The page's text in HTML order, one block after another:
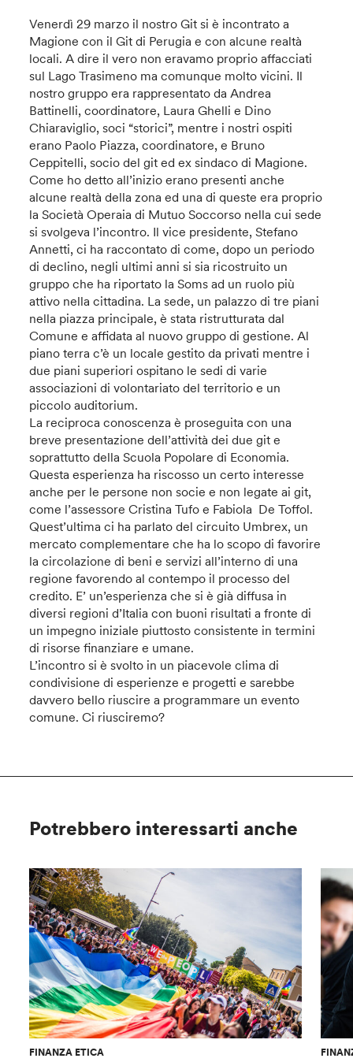
Venerdì 29 marzo il nostro Git si è incontrato a
Magione con il Git di Perugia e con alcune realtà
locali. A dire il vero non eravamo proprio affacciati
sul Lago Trasimeno ma comunque molto vicini. Il
nostro gruppo era rappresentato da Andrea
Battinelli, coordinatore, Laura Ghelli e Dino
Chiaraviglio, soci “storici”, mentre i nostri ospiti
erano Paolo Piazza, coordinatore, e Bruno
Ceppitelli, socio del git ed ex sindaco di Magione.
Come ho detto all’inizio erano presenti anche
alcune realtà della zona ed una di queste era proprio
la Società Operaia di Mutuo Soccorso nella cui sede
si svolgeva l’incontro. Il vice presidente, Stefano
Annetti, ci ha raccontato di come, dopo un periodo
di declino, negli ultimi anni si sia ricostruito un
gruppo che ha riportato la Soms ad un ruolo più
attivo nella cittadina. La sede, un palazzo di tre piani
nella piazza principale, è stata ristrutturata dal
Comune e affidata al nuovo gruppo di gestione. Al
piano terra c’è un locale gestito da privati mentre i
due piani superiori ospitano le sedi di varie
associazioni di volontariato del territorio e un
piccolo auditorium.
La reciproca conoscenza è proseguita con una
breve presentazione dell’attività dei due git e
soprattutto della Scuola Popolare di Economia.
Questa esperienza ha riscosso un certo interesse
anche per le persone non socie e non legate ai git,
come l’assessore Cristina Tufo e Fabiola De Toffol.
Quest’ultima ci ha parlato del circuito Umbrex, un
mercato complementare che ha lo scopo di favorire
la circolazione di beni e servizi all’interno di una
regione favorendo al contempo il processo del
credito. E’ un’esperienza che si è già diffusa in
diversi regioni d’Italia con buoni risultati a fronte di
un impegno iniziale piuttosto consistente in termini
di risorse finanziare e umane.
L’incontro si è svolto in un piacevole clima di
condivisione di esperienze e progetti e sarebbe
davvero bello riuscire a programmare un evento
comune. Ci riusciremo?
Potrebbero interessarti anche
FINANZA ETICA